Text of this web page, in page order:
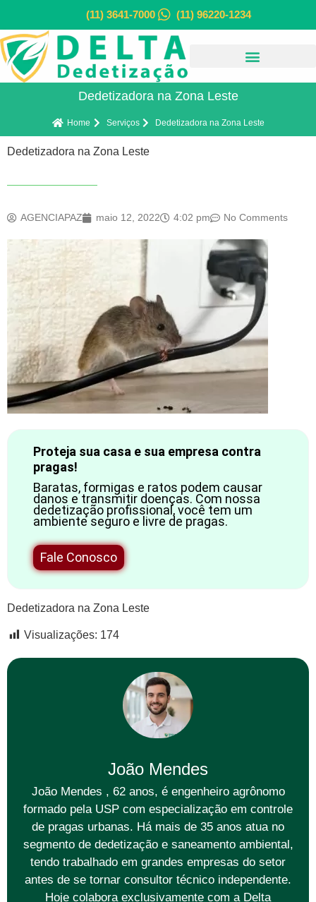
(11) 3641-7000 (11) 96220-1234
Dedetizadora na Zona Leste
Home Serviços Dedetizadora na Zona Leste
Dedetizadora na Zona Leste
AGENCIAPAZ maio 12, 2022 4:02 pm No Comments
Proteja sua casa e sua empresa contra
pragas!
Baratas, formigas e ratos podem causar
danos e transmitir doenças. Com nossa
dedetização profissional, você tem um
ambiente seguro e livre de pragas.
Fale Conosco
Dedetizadora na Zona Leste
Visualizações: 174
João Mendes
João Mendes , 62 anos, é engenheiro agrônomo
formado pela USP com especialização em controle
de pragas urbanas. Há mais de 35 anos atua no
segmento de dedetização e saneamento ambiental,
tendo trabalhado em grandes empresas do setor
antes de se tornar consultor técnico independente.
Hoje colabora exclusivamente com a Delta